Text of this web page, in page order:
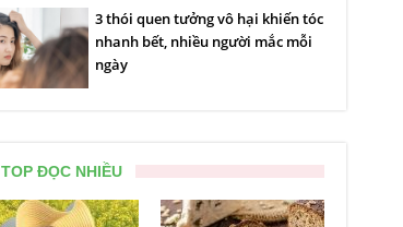
3 thói quen tưởng vô hại khiến tóc
nhanh bết, nhiều người mắc mỗi
ngày
TOP ĐỌC NHIỀU